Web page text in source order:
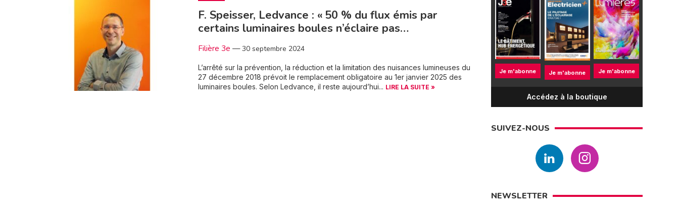
F. Speisser, Ledvance : « 50 % du flux émis par
certains luminaires boules n’éclaire pas…
Filière 3e —30 septembre 2024
L’arrêté sur la prévention, la réduction et la limitation des nuisances lumineuses du
27 décembre 2018 prévoit le remplacement obligatoire au 1er janvier 2025 des
luminaires boules. Selon Ledvance, il reste aujourd’hui... LIRE LA SUITE »
Je m'abonne Je m'abonne Je m'abonne
Accédez à la boutique
SUIVEZ-NOUS
NEWSLETTER